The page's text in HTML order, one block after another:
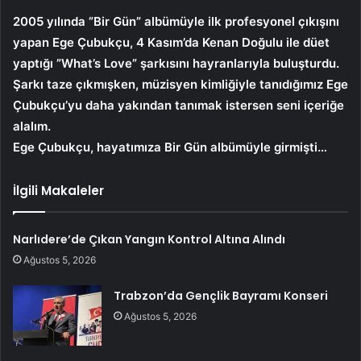
2005 yılında ”Bir Gün” albümüyle ilk profesyonel çıkışını
yapan Ege Çubukçu, 4 Kasım’da Kenan Doğulu ile düet
yaptığı ”What’s Love” şarkısını hayranlarıyla buluşturdu.
Şarkı taze çıkmışken, müzisyen kimliğiyle tanıdığımız Ege
Çubukçu’yu daha yakından tanımak istersen seni içeriğe
alalım.
Ege Çubukçu, hayatımıza Bir Gün albümüyle girmişti…
İlgili Makaleler
Narlıdere’de Çıkan Yangın Kontrol Altına Alındı
Ağustos 5, 2026
Trabzon’da Gençlik Bayramı Konseri
Ağustos 5, 2026